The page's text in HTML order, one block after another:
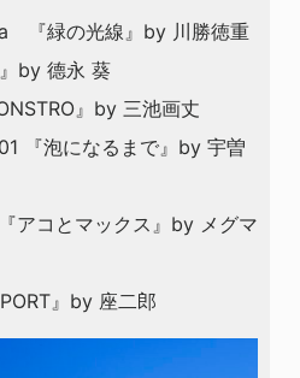
『緑の光線』by 川勝徳重
by 德永 葵
』by 三池画丈
『泡になるまで』by 宇曽
アコとマックス』by メグマ
』by 座二郎